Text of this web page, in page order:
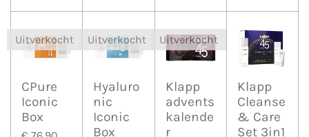
Uitverkocht
CPure
Iconic
Box
Uitverkocht
Hyaluro
nic
Iconic
Box
Uitverkocht
Klapp
advents
kalende
r
Klapp
Cleanse
& Care
Set 3in1